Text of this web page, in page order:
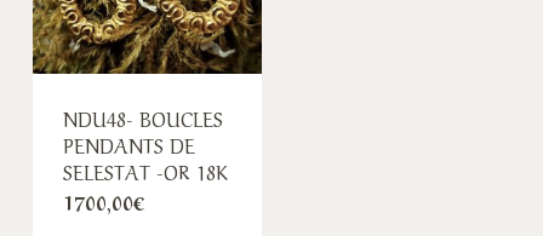
NDU48- BOUCLES
PENDANTS DE
SELESTAT -OR 18K
1700,00€